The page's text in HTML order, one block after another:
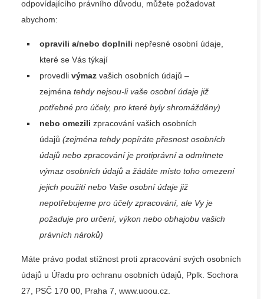
odpovídajícího právního důvodu, můžete požadovat
abychom:
opravili a/nebo doplnili nepřesné osobní údaje,
které se Vás týkají
provedli výmaz vašich osobních údajů –
zejména tehdy nejsou-li vaše osobní údaje již
potřebné pro účely, pro které byly shromážděny)
nebo omezili zpracování vašich osobních
údajů (zejména tehdy popíráte přesnost osobních
údajů nebo zpracování je protiprávní a odmítnete
výmaz osobních údajů a žádáte místo toho omezení
jejich použití nebo Vaše osobní údaje již
nepotřebujeme pro účely zpracování, ale Vy je
požaduje pro určení, výkon nebo obhajobu vašich
právních nároků)
Máte právo podat stížnost proti zpracování svých osobních
údajů u Úřadu pro ochranu osobních údajů, Pplk. Sochora
27, PSČ 170 00, Praha 7, www.uoou.cz